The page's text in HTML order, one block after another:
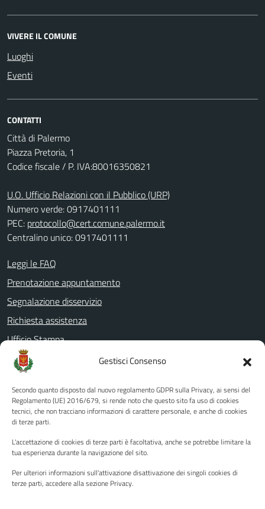
Gestisci Consenso
Secondo quanto disposto dal nuovo regolamento GDPR sulla Privacy, ai sensi del
Regolamento (UE) 2016/679, si rende noto che questo sito fa uso di cookies
tecnici, che non tracciano informazioni di carattere personale, e anche di cookies
di terze parti.
L'accettazione di cookies di terze parti è facoltativa, anche se potrebbe limitare la
tua esperienza durante la navigazione del sito.
Per ulteriori informazioni sull'attivazione disattivazione dei singoli cookies di
terze parti, accedere alla sezione Privacy.
VIVERE IL COMUNE
Luoghi
Eventi
CONTATTI
Città di Palermo
Piazza Pretoria, 1
Codice fiscale / P. IVA:80016350821
U.O. Ufficio Relazioni con il Pubblico (URP)
Numero verde: 0917401111
PEC: protocollo@cert.comune.palermo.it
Centralino unico: 0917401111
Leggi le FAQ
Prenotazione appuntamento
Segnalazione disservizio
Richiesta assistenza
Ufficio Stampa
Amministrazione Trasparente
Albo pretorio
Informativa privacy
Note legali
Piano di miglioramento del sito